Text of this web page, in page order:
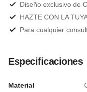
Diseño exclusivo de
HAZTE CON LA
Para cualquier
Especificaciones
Material